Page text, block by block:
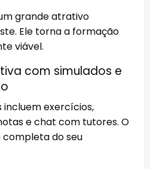
grande atrativo
Ele torna a formação
viável.
com simulados e
incluem exercícios,
e chat com tutores. O
completa do seu